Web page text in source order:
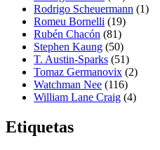
Rodrigo Scheuermann (1)
Romeu Bornelli (19)
Rubén Chacón (81)
Stephen Kaung (50)
T. Austin-Sparks (51)
Tomaz Germanovix (2)
Watchman Nee (116)
William Lane Craig (4)
Etiquetas